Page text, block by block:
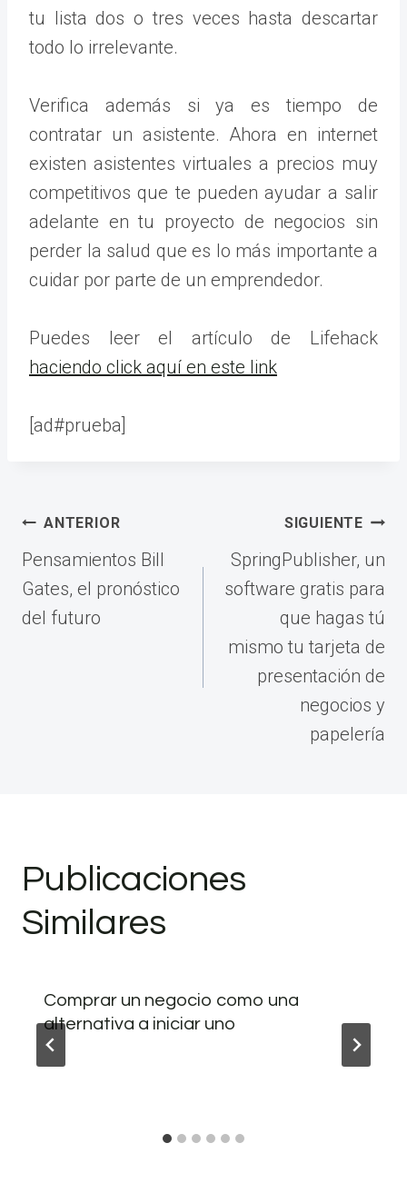
tu lista dos o tres veces hasta descartar
todo lo irrelevante.
Verifica además si ya es tiempo de
contratar un asistente. Ahora en internet
existen asistentes virtuales a precios muy
competitivos que te pueden ayudar a salir
adelante en tu proyecto de negocios sin
perder la salud que es lo más importante a
cuidar por parte de un emprendedor.
Puedes leer el artículo de Lifehack
haciendo click aquí en este link
[ad#prueba]
Navegación
de
entradas
ANTERIOR
Pensamientos Bill
Gates, el pronóstico
del futuro
SIGUIENTE
SpringPublisher, un
software gratis para
que hagas tú
mismo tu tarjeta de
presentación de
negocios y
papelería
Publicaciones
Similares
Comprar un negocio como una
alternativa a iniciar uno